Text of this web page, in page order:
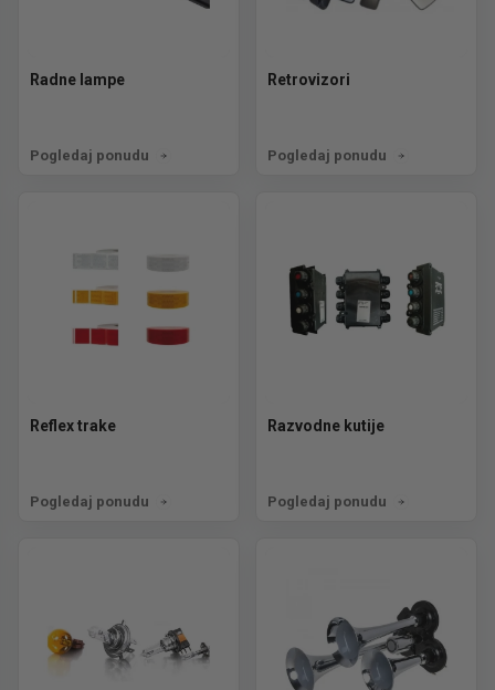
Radne lampe
Pogledaj ponudu
Retrovizori
Pogledaj ponudu
Reflex trake
Pogledaj ponudu
Razvodne kutije
Pogledaj ponudu